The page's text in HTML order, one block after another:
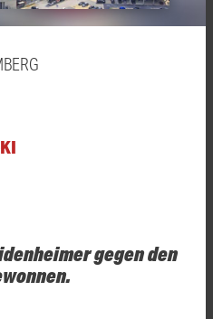
gegen den